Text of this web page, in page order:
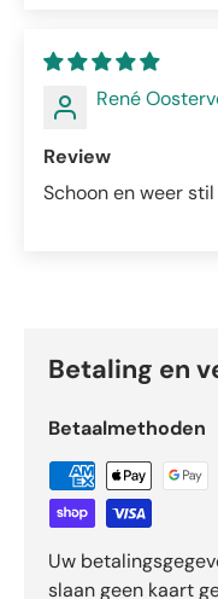
René
Review
Schoon en weer stil
Betaling en
Betaalmethoden
Uw
slaan geen kaart